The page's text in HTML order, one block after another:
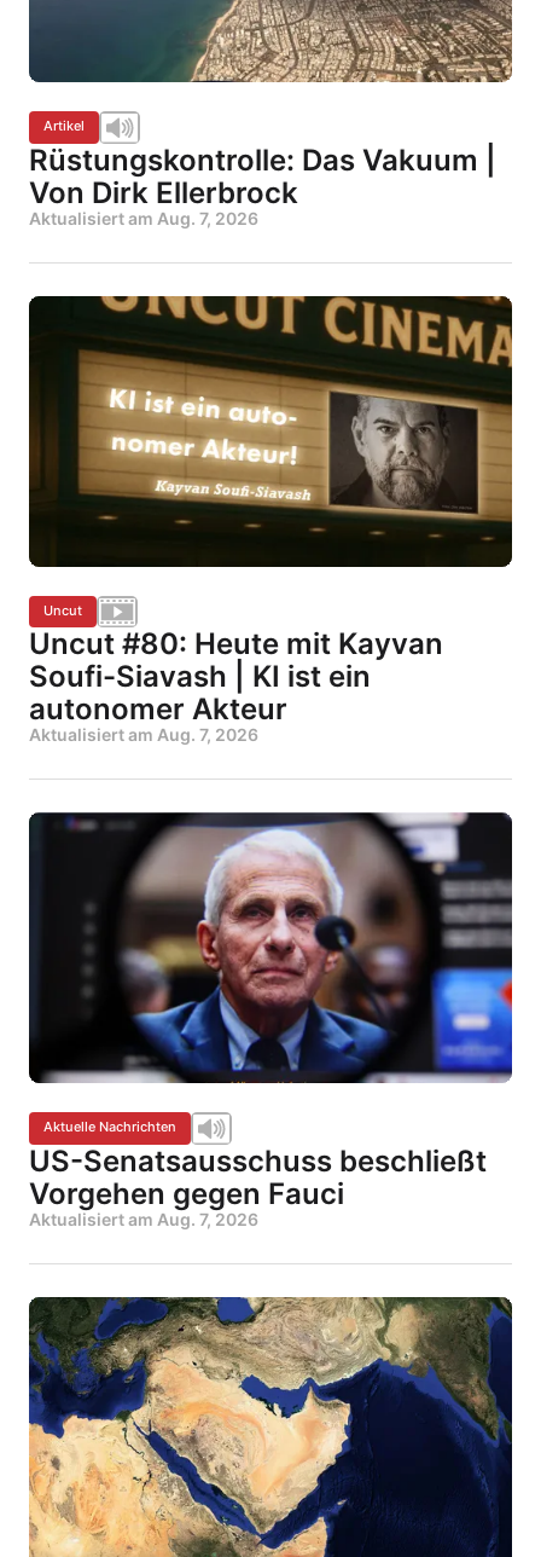
Artikel
Rüstungskontrolle: Das Vakuum |
Von Dirk Ellerbrock
Aktualisiert am Aug. 7, 2026
Uncut
Uncut #80: Heute mit Kayvan
Soufi-Siavash | KI ist ein
autonomer Akteur
Aktualisiert am Aug. 7, 2026
Aktuelle Nachrichten
US-Senatsausschuss beschließt
Vorgehen gegen Fauci
Aktualisiert am Aug. 7, 2026